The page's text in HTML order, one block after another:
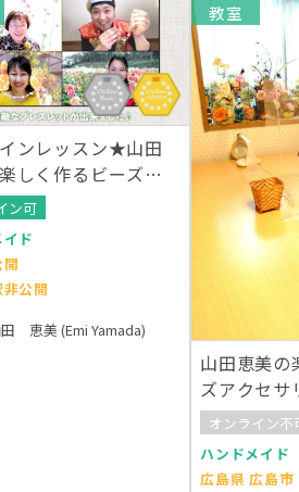
ンレッスン★山田
しく作るビーズア
ー教室
ン可
ド
公開
恵美 (Emi Yamada)
教室
山田恵美の
ズアクセサ
エChocoo
オンライン不
ハンドメイド
広島県 広島市